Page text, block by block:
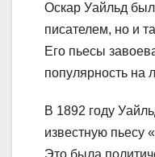
Оскар Уайльд
писателем, но и
Его пьесы
популярность на
В 1892 году
известную пьесу